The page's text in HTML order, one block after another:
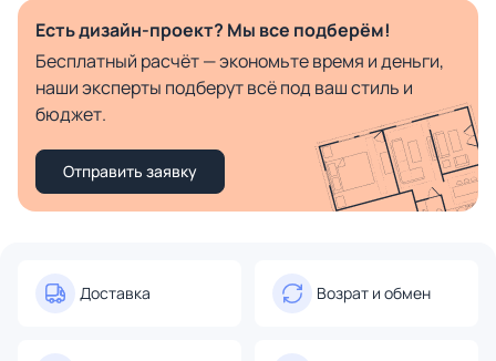
Есть дизайн-проект? Мы все подберём!
Бесплатный расчёт — экономьте время и деньги,
наши эксперты подберут всё под ваш стиль и
бюджет.
Отправить заявку
Доставка Возрат и обмен